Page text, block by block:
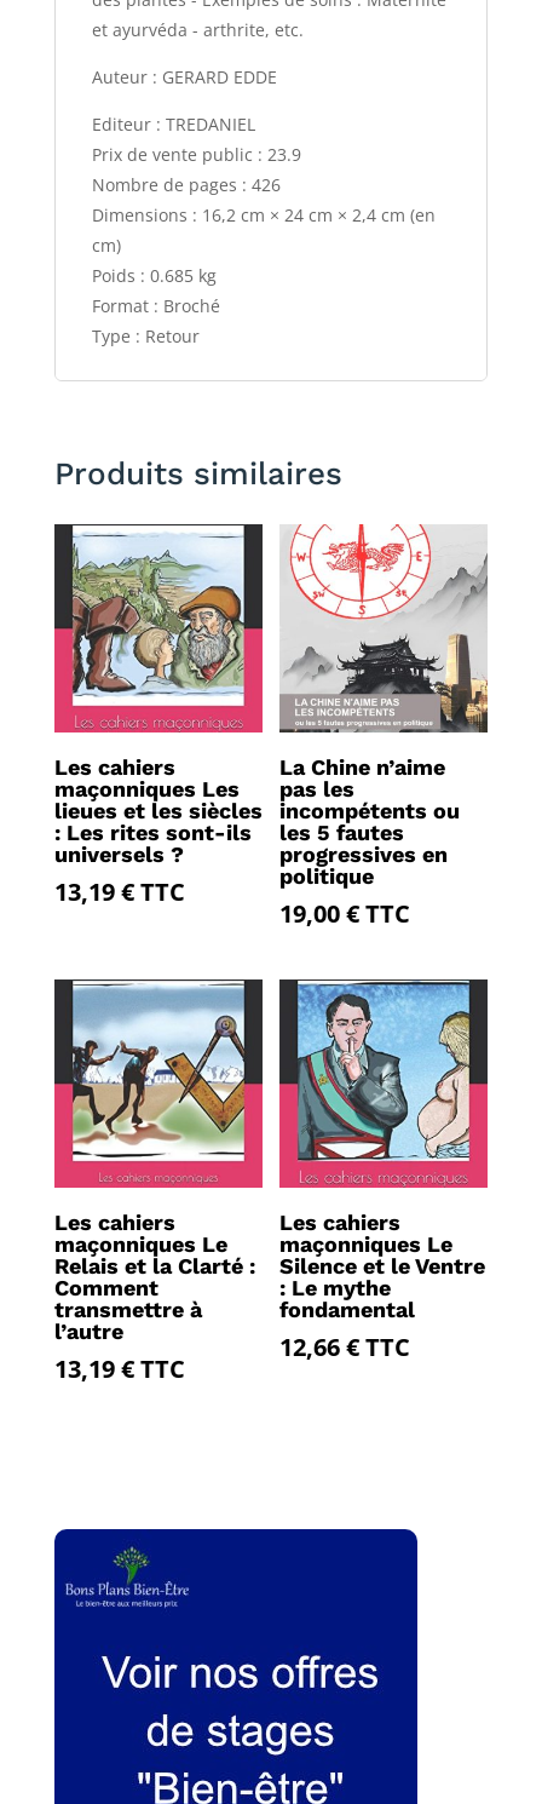
et ayurvéda - arthrite, etc.
Auteur : GERARD EDDE
Editeur : TREDANIEL
Prix de vente public : 23.9
Nombre de pages : 426
Dimensions : 16,2 cm × 24 cm × 2,4 cm (en
cm)
Poids : 0.685 kg
Format : Broché
Type : Retour
Produits similaires
Les cahiers
maçonniques Les
lieues et les siècles
: Les rites sont-ils
universels ?
13,19€TTC
La Chine n’aime
pas les
incompétents ou
les 5 fautes
progressives en
politique
19,00€TTC
Les cahiers
maçonniques Le
Relais et la Clarté :
Comment
transmettre à
l’autre
13,19€TTC
Les cahiers
maçonniques Le
Silence et le Ventre
: Le mythe
fondamental
12,66€TTC